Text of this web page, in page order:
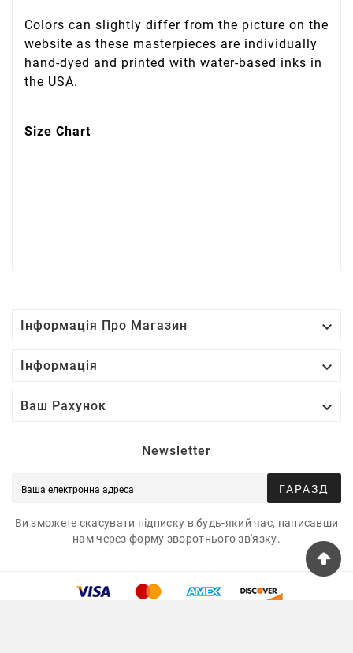
Colors can slightly differ from the picture on the
website as these masterpieces are individually
hand-dyed and printed with water-based inks in
the USA.
Size Chart
Інформація Про Магазин 
Інформація 
Ваш Рахунок 
Newsletter
ГАРАЗД
Ви зможете скасувати підписку в будь-який час, написавши
нам через форму зворотнього зв'язку.